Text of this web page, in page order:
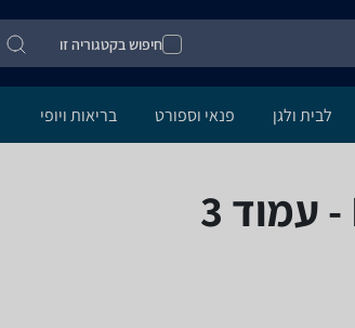
חיפוש בקטגוריה זו
לבית ולגן פנאי וספורט בריאות ויופי